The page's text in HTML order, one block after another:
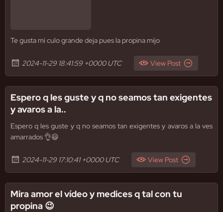
Te gusta mi culo grande deja pues la propina mijo
2024-11-29 18:41:59 +0000 UTC View Post
Espero q les guste y q no seamos tan exigentes
y avaros a la..
Espero q les guste y q no seamos tan exigentes y avaros a la ves
amarrados 👌😃
2024-11-29 17:10:41 +0000 UTC View Post
Mira amor el vídeo y medices q tal con tu
propina 😉